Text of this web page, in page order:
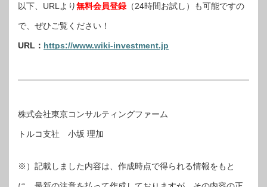
以下、URLより無料会員登録 （24時間お試し）も可能ですの
で、ぜひご覧ください！
URL： https://www.wiki-investment.jp
株式会社東京コンサルティングファーム
トルコ支社 小坂 理加
※）記載しました内容は、作成時点で得られる情報をもと